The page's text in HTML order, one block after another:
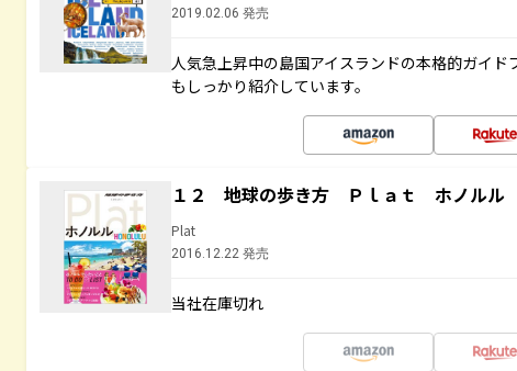
2019.02.06 発売
人気急上昇中の島国アイスランドの本格的ガイ
もしっかり紹介しています。
１２ 地球の歩き方 Ｐｌａｔ ホノルル
Plat
2016.12.22 発売
当社在庫切れ